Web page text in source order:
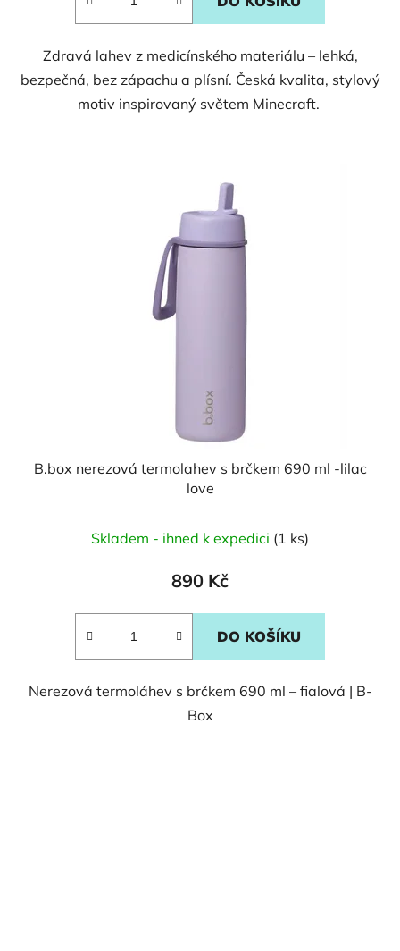
Zdravá lahev z medicínského materiálu – lehká,
bezpečná, bez zápachu a plísní. Česká kvalita, stylový
motiv inspirovaný světem Minecraft.
B.box nerezová termolahev s brčkem 690 ml -lilac
love
Skladem - ihned k expedici (1 ks)
890 Kč
DO KOŠÍKU
Nerezová termoláhev s brčkem 690 ml – fialová | B-
Box